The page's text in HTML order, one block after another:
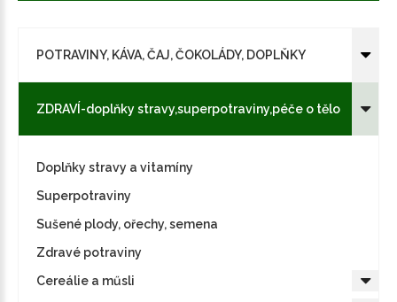
POTRAVINY, KÁVA, ČAJ, ČOKOLÁDY, DOPLŇKY
ZDRAVÍ-doplňky stravy,superpotraviny,péče o tělo
Doplňky stravy a vitamíny
Superpotraviny
Sušené plody, ořechy, semena
Zdravé potraviny
Cereálie a műsli